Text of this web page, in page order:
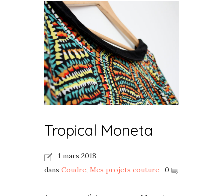
Tropical Moneta
1 mars 2018
dans Coudre, Mes projets couture 0